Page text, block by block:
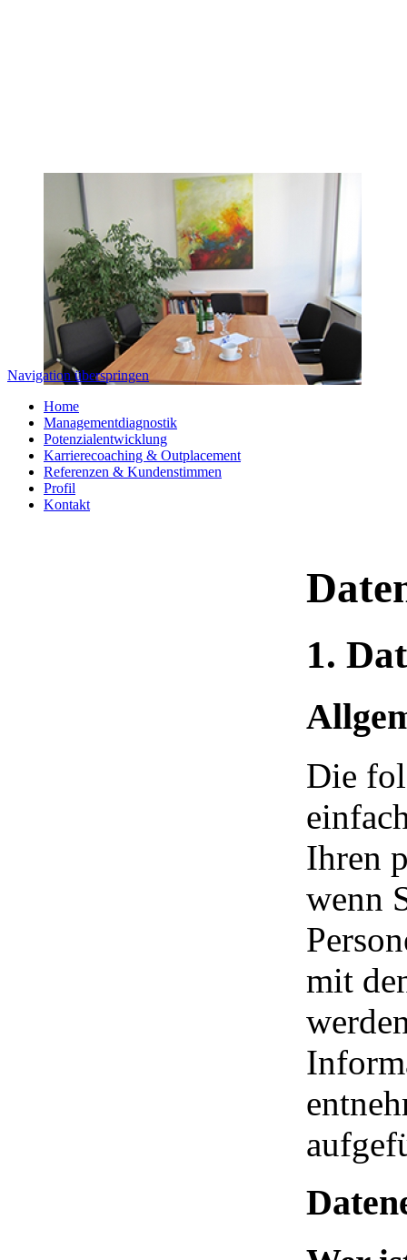
Navigation überspringen
Home
Managementdiagnostik
Potenzialentwicklung
Karrierecoaching & Outplacement
Referenzen & Kundenstimmen
Profil
Kontakt
1.
Die
Ihren
wenn
mit